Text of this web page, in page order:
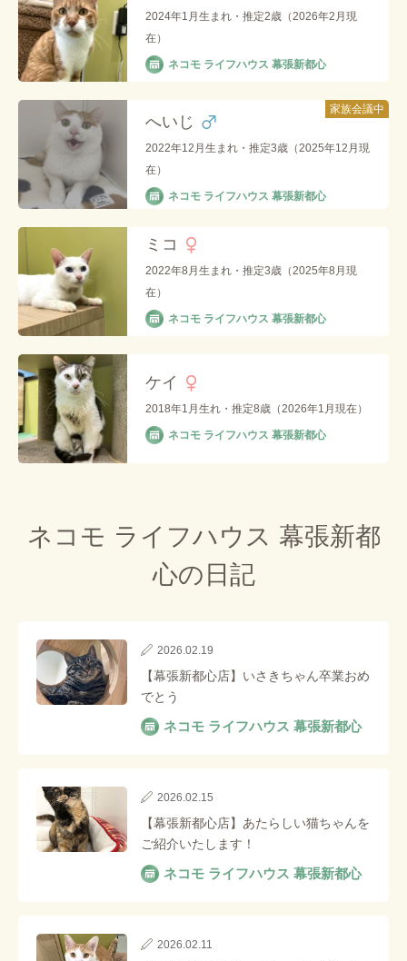
2024年1月生まれ・推定2歳（2026年2月現
在）
ネコモ ライフハウス 幕張新都心
へいじ
2022年12月生まれ・推定3歳（2025年12月現
在）
ネコモ ライフハウス 幕張新都心
家族会議中
ミコ
2022年8月生まれ・推定3歳（2025年8月現
在）
ネコモ ライフハウス 幕張新都心
ケイ
2018年1月生れ・推定8歳（2026年1月現在）
ネコモ ライフハウス 幕張新都心
ネコモ ライフハウス 幕張新都
心の日記
2026.02.19
【幕張新都心店】いさきちゃん卒業おめ
でとう
ネコモ ライフハウス 幕張新都心
2026.02.15
【幕張新都心店】あたらしい猫ちゃんを
ご紹介いたします！
ネコモ ライフハウス 幕張新都心
2026.02.11